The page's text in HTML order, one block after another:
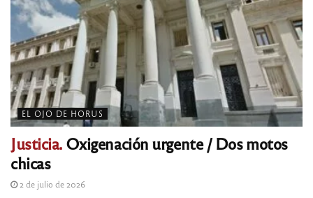
EL OJO DE HORUS
Justicia. Oxigenación urgente / Dos motos
chicas
2 de julio de 2026